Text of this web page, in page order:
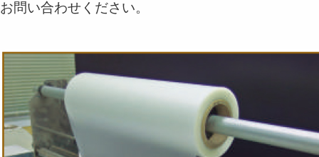
お問い合わせください。